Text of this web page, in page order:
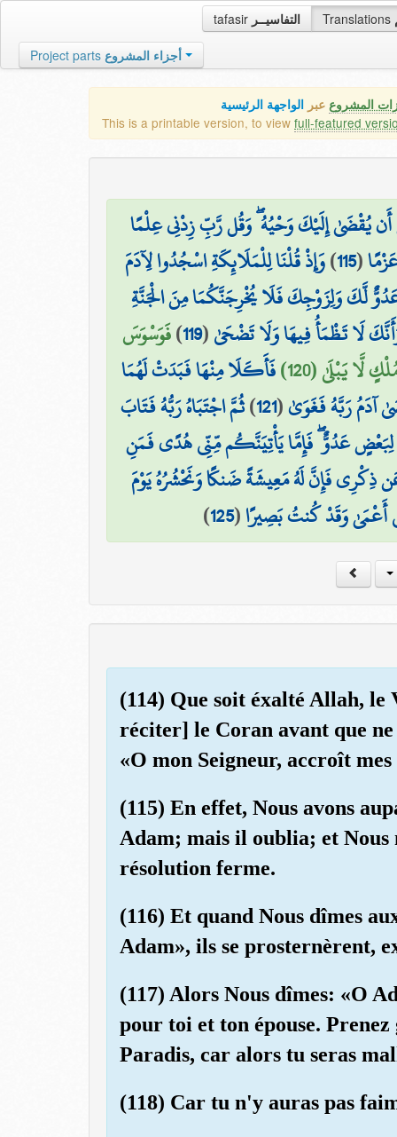
tafasir التفاسيــر Translations
Project parts أجزاء المشروع
المشروع عبر الواجهة الرئيسية
This is a printable version, to view full-featured
أَن يُقْضَىٰ إِلَيْكَ وَحْيُهُ ۖ وَقُل رَّبِّ زِدْنِي عِلْمًا
(
115
)وَإِذْ قُلْنَا لِلْمَلَائِكَةِ اسْجُدُوا لِآدَمَ
لَّكَ وَلِزَوْجِكَ فَلَا يُخْرِجَنَّكُمَا مِنَ الْجَنَّةِ
لَا تَظْمَأُ فِيهَا وَلَا تَضْحَىٰ(
119
)فَوَسْوَسَ
يَبْلَىٰ (120)
فَأَكَلَا مِنْهَا فَبَدَتْ لَهُمَا
آدَمُ رَبَّهُ فَغَوَىٰ(
121
)ثُمَّ اجْتَبَاهُ رَبُّهُ فَتَابَ
عَدُوٌّ ۖ فَإِمَّا يَأْتِيَنَّكُم مِّنِّي هُدًى فَمَنِ
فَإِنَّ لَهُ مَعِيشَةً ضَنكًا وَنَحْشُرُهُ يَوْمَ
وَقَدْ كُنتُ بَصِيرًا(
125
)
(114) Que soit éxalté Allah, le
réciter] le Coran avant que
«O mon Seigneur, accroît mes
(115) En effet, Nous avons
Adam; mais il oublia; et Nous
résolution ferme.
(116) Et quand Nous dîmes
Adam», ils se prosternèrent,
(117) Alors Nous dîmes: «O
pour toi et ton épouse.
Paradis, car alors tu seras
(118) Car tu n'y auras pas